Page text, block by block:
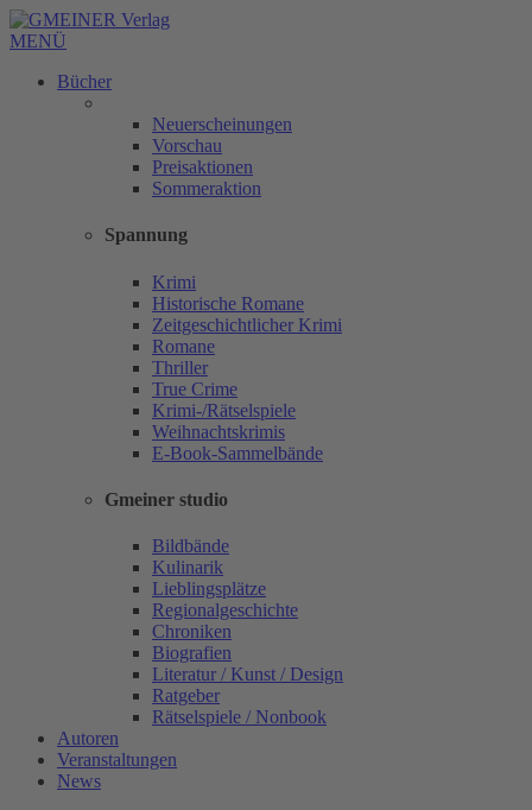
MENÜ
Bücher
Neuerscheinungen
Vorschau
Preisaktionen
Sommeraktion
Spannung
Krimi
Historische Romane
Zeitgeschichtlicher Krimi
Romane
Thriller
True Crime
Krimi-/Rätselspiele
Weihnachtskrimis
E-Book-Sammelbände
Gmeiner studio
Bildbände
Kulinarik
Lieblingsplätze
Regionalgeschichte
Chroniken
Biografien
Literatur / Kunst / Design
Ratgeber
Rätselspiele / Nonbook
Autoren
Veranstaltungen
News